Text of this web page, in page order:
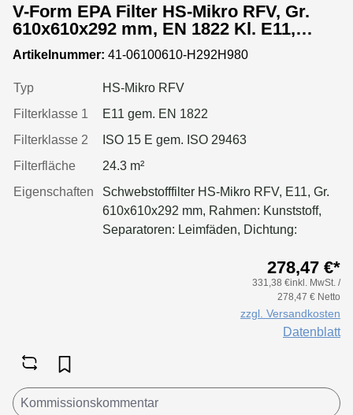
V-Form EPA Filter HS-Mikro RFV, Gr.
610x610x292 mm, EN 1822 Kl. E11,
Rahmen: Kunststoff, Dichtung:
einseitig, geschäumt
Artikelnummer: 41-06100610-H292H980
Typ
HS-Mikro RFV
Filterklasse 1
E11 gem. EN 1822
Filterklasse 2
ISO 15 E gem. ISO 29463
Filterfläche
24.3 m²
Eigenschaften
Schwebstofffilter HS-Mikro RFV, E11, Gr.
610x610x292 mm, Rahmen: Kunststoff,
Separatoren: Leimfäden, Dichtung:
278,47 €*
331,38 €inkl. MwSt. /
278,47 € Netto
zzgl. Versandkosten
Datenblatt